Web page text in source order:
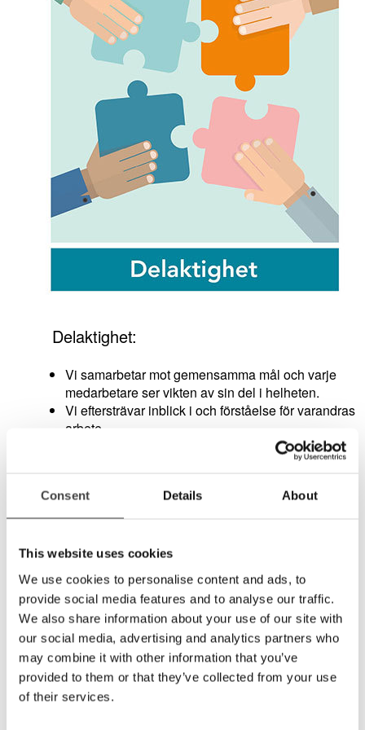
Consent Details About
This website uses cookies
We use cookies to personalise content and ads, to
provide social media features and to analyse our traffic.
We also share information about your use of our site with
our social media, advertising and analytics partners who
may combine it with other information that you’ve
provided to them or that they’ve collected from your use
of their services.
Delaktighet:
Vi samarbetar mot gemensamma mål och varje
medarbetare ser vikten av sin del i helheten.
Vi eftersträvar inblick i och förståelse för varandras
arbete.
Vi bryr oss om, lyssnar på, respekterar och ser
information, kunskap och erfarenhet.